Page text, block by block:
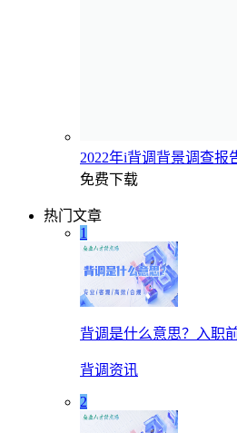
2022年i背调背景调查报
免费下载
热门文章
1
背调是什么意思？入职
背调资讯
2